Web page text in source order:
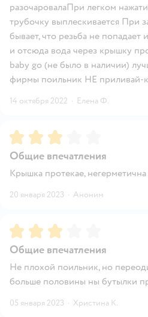
разочаровалаПри легком
трубочку выплескивается При
бывает, что резьба не попадает
и отсюда вода через крышку
baby go (не было в наличии)
фирмы поильник НЕ приливай-
14 октября 2022 · Елена Ф.
Рейтинг:3
Общие впечатления
Крышка протекае, негерметична
20 января 2023 · Аноним
Рейтинг:3
Общие впечатления
Не плохой поильник, но
больше половины ны бутылки
05 января 2023 · Христина К.